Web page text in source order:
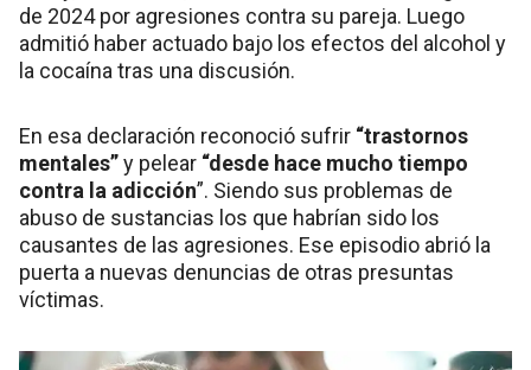
de 2024 por agresiones contra su pareja. Luego
admitió haber actuado bajo los efectos del alcohol y
la cocaína tras una discusión.
En esa declaración reconoció sufrir “trastornos
mentales”y pelear “desde hace mucho tiempo
contra la adicción”. Siendo sus problemas de
abuso de sustancias los que habrían sido los
causantes de las agresiones. Ese episodio abrió la
puerta a nuevas denuncias de otras presuntas
víctimas.